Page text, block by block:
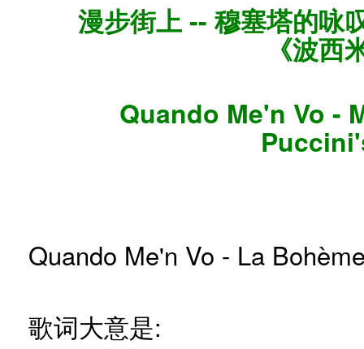
漫步街上 -- 穆塞塔的咏
《波西
Quando Me'n Vo -
Quando Me'n Vo - La
歌词大意是: